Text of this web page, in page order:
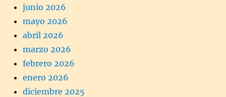
junio 2026
mayo 2026
abril 2026
marzo 2026
febrero 2026
enero 2026
diciembre 2025